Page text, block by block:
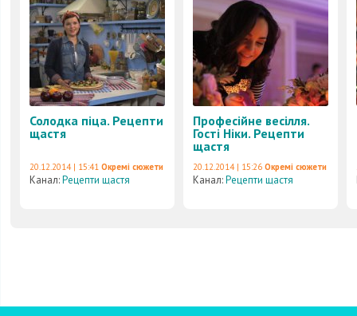
Солодка піца. Рецепти
щастя
20.12.2014 | 15:41 Окремі сюжети
Канал:Рецепти щастя
Професійне весілля.
Гості Ніки. Рецепти
щастя
20.12.2014 | 15:26 Окремі сюжети
Канал:Рецепти щастя